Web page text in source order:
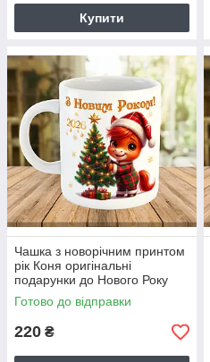
Купити
Чашка з новорічним принтом
рік Коня оригінальні
подарунки до Нового Року
2026 код товару 7907
Готово до відправки
220 ₴